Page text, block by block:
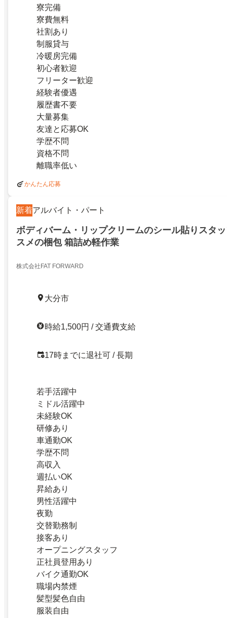
寮完備
寮費無料
社割あり
制服貸与
冷暖房完備
初心者歓迎
フリーター歓迎
経験者優遇
履歴書不要
大量募集
友達と応募OK
学歴不問
資格不問
離職率低い
かんたん応募
新着アルバイト・パート
ボディバーム・リップクリームのシール貼りスタ
スメの梱包 箱詰め軽作業
株式会社FAT FORWARD
大分市
時給1,500円 / 交通費支給
17時までに退社可 / 長期
若手活躍中
ミドル活躍中
未経験OK
研修あり
車通勤OK
学歴不問
高収入
週払いOK
昇給あり
男性活躍中
夜勤
交替勤務制
接客あり
オープニングスタッフ
正社員登用あり
バイク通勤OK
職場内禁煙
髪型髪色自由
服装自由